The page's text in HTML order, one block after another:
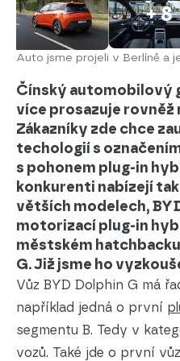
+ 8
Auto jsme projeli v Berlíně a
Čínský automobilový
více prosazuje rovněž
Zákazníky zde chce
techologií s
s pohonem plug-in
konkurenti nabízejí
větších modelech,
motorizací plug-in
městském
G. Již jsme ho
Vůz BYD Dolphin G má
například jedná o první
segmentu B. Tedy v
vozů. Také jde o první